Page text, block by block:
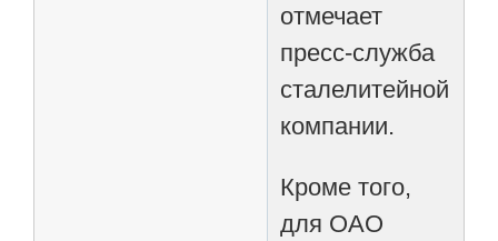
отмечает
пресс-служба
сталелитейной
компании.
Кроме того,
для ОАО